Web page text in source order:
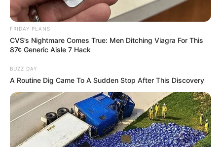
FRIDAY PLANS
CVS’s Nightmare Comes True: Men Ditching Viagra For This
87¢ Generic Aisle 7 Hack
BUZZ DAY
A Routine Dig Came To A Sudden Stop After This Discovery